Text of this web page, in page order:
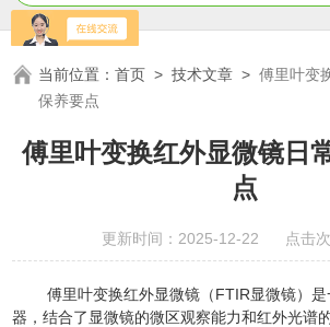
当前位置：首页 >技术文章 >傅里叶变
保养要点
傅里叶变换红外显微镜日
点
更新时间：2025-12-22 点击
傅里叶变换红外显微镜（FTIR显微镜）是
器，结合了显微镜的微区观察能力和红外光谱